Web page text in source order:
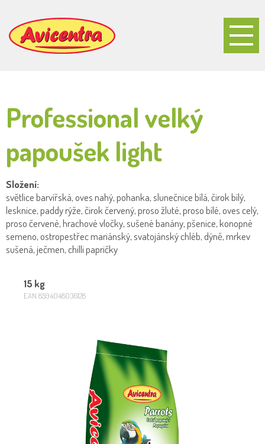
Professional velký
papoušek light
Složení:
světlice barvířská, oves nahý, pohanka, slunečnice bílá, čirok bílý,
lesknice, paddy rýže, čirok červený, proso žluté, proso bílé, oves celý,
proso červené, hrachové vločky, sušené banány, pšenice, konopné
semeno, ostropestřec mariánský, svatojánský chléb, dýně, mrkev
sušená, ječmen, chilli papričky
15 kg
EAN 8594048036128